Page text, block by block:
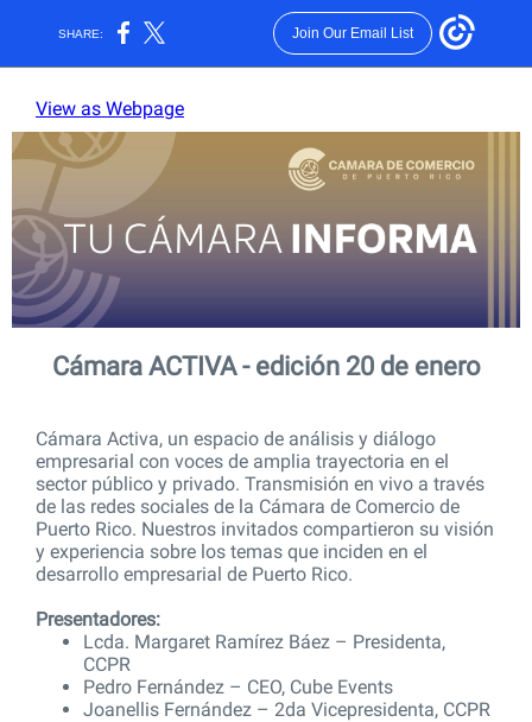
SHARE: Join Our Email List
View as Webpage
Cámara ACTIVA - edición 20 de enero
Cámara Activa, un espacio de análisis y diálogo
empresarial con voces de amplia trayectoria en el
sector público y privado. Transmisión en vivo a través
de las redes sociales de la Cámara de Comercio de
Puerto Rico. Nuestros invitados compartieron su visión
y experiencia sobre los temas que inciden en el
desarrollo empresarial de Puerto Rico.
Presentadores:
Lcda. Margaret Ramírez Báez – Presidenta,
CCPR
Pedro Fernández – CEO, Cube Events
Joanellis Fernández – 2da Vicepresidenta, CCPR